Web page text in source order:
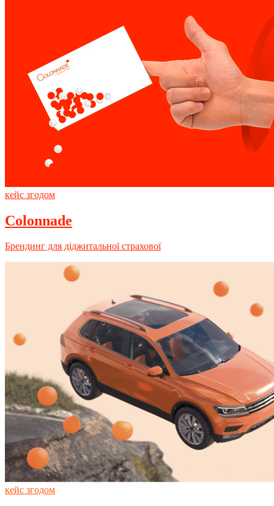
кейс згодом
Colonnade
Брендинг для діджитальної страхової
кейс згодом